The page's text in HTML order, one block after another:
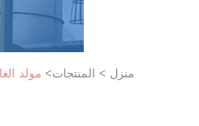
منزل > المنتجات> مولد